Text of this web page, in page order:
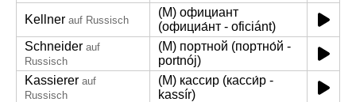
Kellner auf Russisch
(M) официант
(официа́нт - oficiánt)
Schneider auf
Russisch
(M) портной (портно́й -
portnój)
Kassierer auf
Russisch
(M) кассир (касси́р -
kassír)